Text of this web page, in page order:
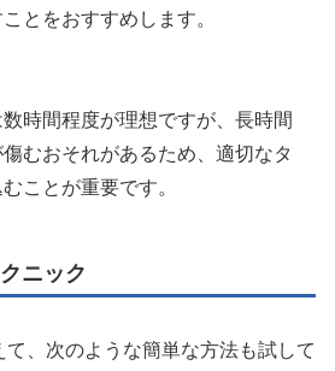
とをおすすめします。
時間程度が理想ですが、長時間
むおそれがあるため、適切なタ
ことが重要です。
ニック
て、次のような簡単な方法も試して